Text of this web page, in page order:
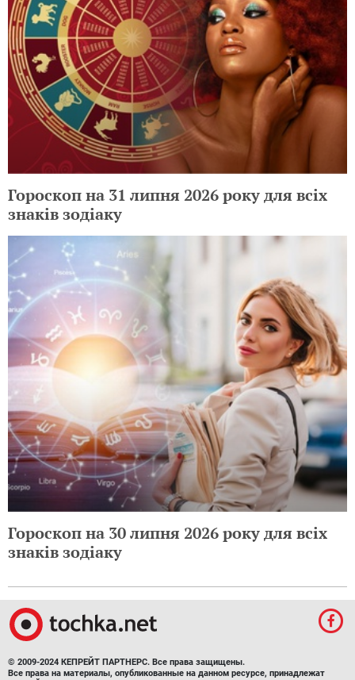
Гороскоп на 31 липня 2026 року для всіх
знаків зодіаку
Гороскоп на 30 липня 2026 року для всіх
знаків зодіаку
© 2009-2024 КЕПРЕЙТ ПАРТНЕРС. Все права защищены.
Все права на материалы, опубликованные на данном ресурсе, принадлежат